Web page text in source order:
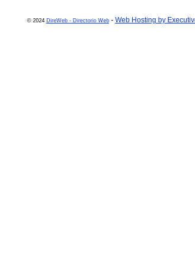
© 2024 DireWeb - Directorio Web- Web Hosting by